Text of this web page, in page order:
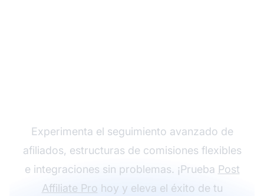
Experimenta el seguimiento avanzado de
afiliados, estructuras de comisiones flexibles
e integraciones sin problemas. ¡Prueba Post
Affiliate Pro hoy y eleva el éxito de tu